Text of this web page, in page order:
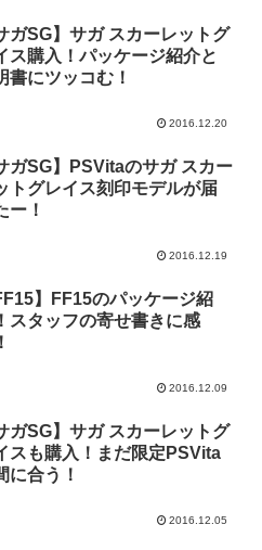
ガSG】サガ スカーレットグ
ス購入！パッケージ紹介と
書にツッコむ！
2016.12.20
ガSG】PSVitaのサガ スカー
トグレイス刻印モデルが届
ー！
2016.12.19
】FF15のパッケージ紹
スタッフの寄せ書きに感
2016.12.09
ガSG】サガ スカーレットグ
スも購入！まだ限定PSVita
に合う！
2016.12.05